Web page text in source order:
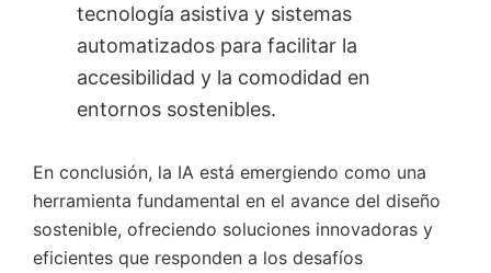
tecnología asistiva y sistemas
automatizados para facilitar la
accesibilidad y la comodidad en
entornos sostenibles.
En conclusión, la IA está emergiendo como una
herramienta fundamental en el avance del diseño
sostenible, ofreciendo soluciones innovadoras y
eficientes que responden a los desafíos